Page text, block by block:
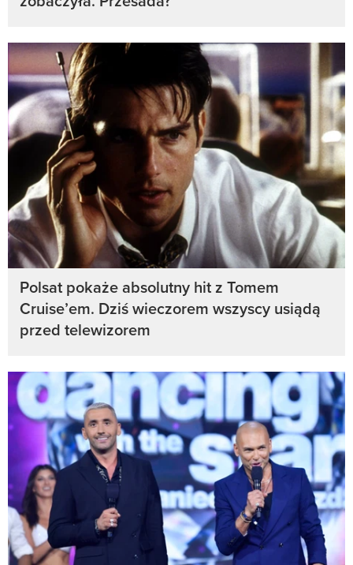
Polsat pokaże absolutny hit z Tomem
Cruise’em. Dziś wieczorem wszyscy usiądą
przed telewizorem